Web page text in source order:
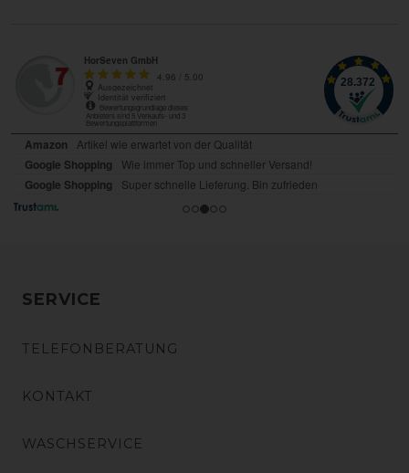
SERVICE
TELEFONBERATUNG
KONTAKT
WASCHSERVICE